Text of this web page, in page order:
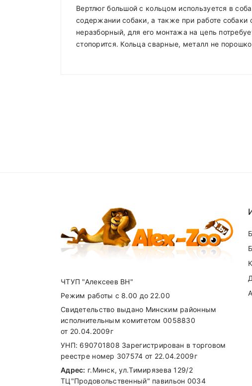
Вертлюг большой с кольцом используется в
содержании собаки, а также при работе
неразборный, для его монтажа на цепь
стопорится. Кольца сварные, металл не
Карта доставки нашими курьерами:
Your review
Name
ЧТУП "Алексеев ВН"
Режим работы с 8.00 до 22.00
Свидетельство выдано Минским районным
исполнительным комитетом 0058830
от 20.04.2009г
УНП: 690701808 Зарегистрирован в торговом
реестре номер 307574 от 22.04.2009г
Адрес: г.Минск, ул.Тимирязева 129/2
ТЦ"Продовольственный" павильон 0034